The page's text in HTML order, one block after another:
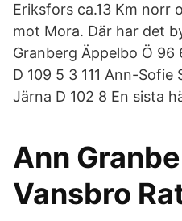
Eriksfors ca.13 Km norr
mot Mora. Där har det
Granberg Äppelbo Ö 96
D 109 5 3 111 Ann-Sofie
Järna D 102 8 En sista
Ann
Vansbro